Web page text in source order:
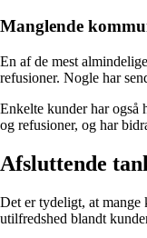
Manglende
En af de mest
refusioner. Nogle har
Enkelte kunder har også
og refusioner, og har
Afsluttende
Det er tydeligt, at mange
utilfredshed blandt